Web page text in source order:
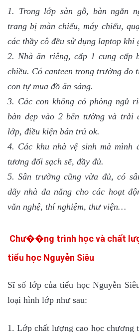
1. Trong lớp sàn gỗ, bàn ngắn
trang bị màn chiếu, máy chiếu,
các thầy cô đều sử dụng laptop khi
2. Nhà ăn riêng, cấp 1 cung cấp
chiều. Có canteen trong trường do
con tự mua đồ ăn sáng.
3. Các con không có phòng ngủ
bàn dẹp vào 2 bên tường và trải
lớp, điều kiện bán trú ok.
4. Các khu nhà vệ sinh mà mình
tương đối sạch sẽ, đầy đủ.
5. Sân trường cũng vừa đủ, có
dãy nhà đa năng cho các hoạt
văn nghệ, thí nghiệm, thư viện…
Chư��ng trình học và chất
tiểu học Nguyễn Siêu
Sĩ số lớp của tiểu học Nguyễn
loại hình lớp như sau:
1. Lớp chất lượng cao học